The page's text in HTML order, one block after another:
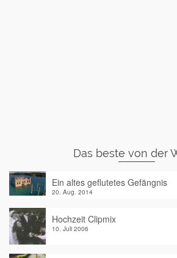
Das beste von der
Ein altes geflutetes Gefängnis
20. Aug. 2014
Hochzeit Clipmix
10. Juli 2006